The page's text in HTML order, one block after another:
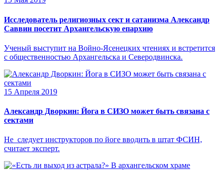
Исследователь религиозных сект и сатанизма Александр
Саввин посетит Архангельскую епархию
Ученый выступит на Войно-Ясенецких чтениях и встретится
с общественностью Архангельска и Северодвинска.
15 Апреля 2019
Александр Дворкин: Йога в СИЗО может быть связана с
сектами
Не следует инструкторов по йоге вводить в штат ФСИН,
считает эксперт.